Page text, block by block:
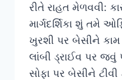
રીતે રાહત મેળવવી:
માર્ગદર્શિકા શું તમે
ખુરશી પર બેસીને કામ
લાંબી ડ્રાઈવ પર
સોફા પર બેસીને ટીવી